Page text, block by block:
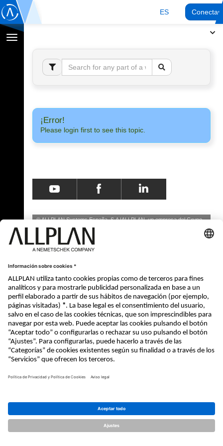
ES
Cambiar
navegación
¡Error!
Please login first to see this topic.
© ALLPLAN Systems España, S.A ALLPLAN, un empresa delGrupo
Nemetschek